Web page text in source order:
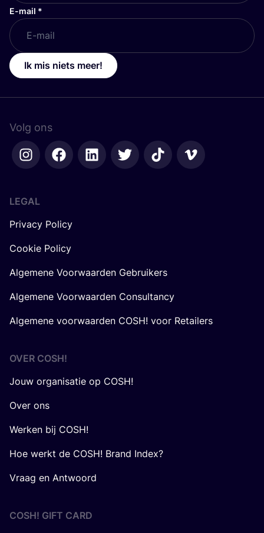
E-mail *
Ik mis niets meer!
Volg ons
LEGAL
Privacy Policy
Cookie Policy
Algemene Voorwaarden Gebruikers
Algemene Voorwaarden Consultancy
Algemene voorwaarden COSH! voor Retailers
OVER COSH!
Jouw organisatie op COSH!
Over ons
Werken bij COSH!
Hoe werkt de COSH! Brand Index?
Vraag en Antwoord
COSH! GIFT CARD